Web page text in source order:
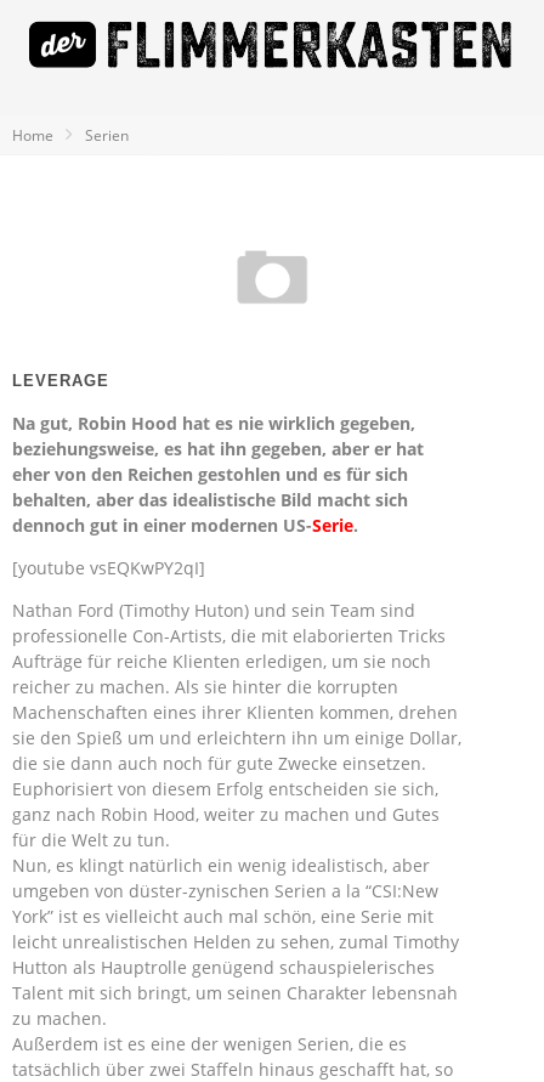
Home Serien
LEVERAGE
Na gut, Robin Hood hat es nie wirklich gegeben,
beziehungsweise, es hat ihn gegeben, aber er hat
eher von den Reichen gestohlen und es für sich
behalten, aber das idealistische Bild macht sich
dennoch gut in einer modernen US-Serie.
[youtube vsEQKwPY2qI]
Nathan Ford (Timothy Huton) und sein Team sind
professionelle Con-Artists, die mit elaborierten Tricks
Aufträge für reiche Klienten erledigen, um sie noch
reicher zu machen. Als sie hinter die korrupten
Machenschaften eines ihrer Klienten kommen, drehen
sie den Spieß um und erleichtern ihn um einige Dollar,
die sie dann auch noch für gute Zwecke einsetzen.
Euphorisiert von diesem Erfolg entscheiden sie sich,
ganz nach Robin Hood, weiter zu machen und Gutes
für die Welt zu tun.
Nun, es klingt natürlich ein wenig idealistisch, aber
umgeben von düster-zynischen Serien a la “CSI:New
York” ist es vielleicht auch mal schön, eine Serie mit
leicht unrealistischen Helden zu sehen, zumal Timothy
Hutton als Hauptrolle genügend schauspielerisches
Talent mit sich bringt, um seinen Charakter lebensnah
zu machen.
Außerdem ist es eine der wenigen Serien, die es
tatsächlich über zwei Staffeln hinaus geschafft hat, so